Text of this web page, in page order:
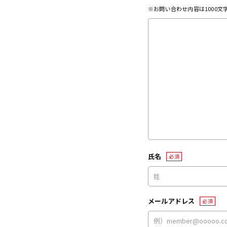
※お問い合わせ内容は1000文
氏名 必須
メールアドレス 必須